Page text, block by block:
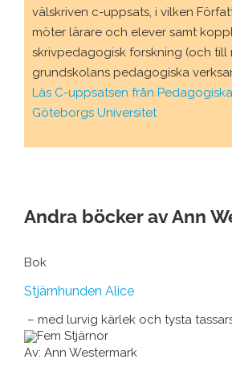
välskriven c-uppsats, i vilken
möter lärare och elever samt
skrivpedagogisk forskning (och till
grundskolans pedagogiska
Läs C-uppsatsen från
Göteborgs Universitet
Andra böcker av Ann
Bok
Stjärnhunden Alice
– med lurvig kärlek och tysta
Av: Ann Westermark